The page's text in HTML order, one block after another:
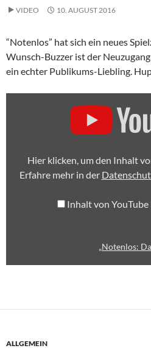
VIDEO 10. AUGUST 2016
“Notenlos” hat sich ein neues
Wunsch-Buzzer ist der
ein echter Publikums-Liebling.
Hier klicken, um den Inhalt
Erfahre mehr in der
Inhalt von YouTube
„Notenlos:
ALLGEMEIN